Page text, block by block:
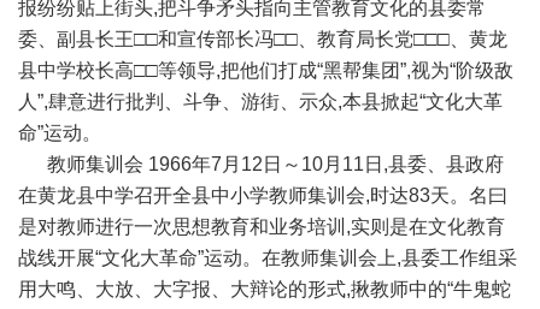
报纷纷贴上街头,把斗争矛头指向主管教育文化的县委常
委、副县长王□□和宣传部长冯□□、教育局长党□□□、黄龙
县中学校长高□□等领导,把他们打成“黑帮集团”,视为“阶级敌
人”,肆意进行批判、斗争、游街、示众,本县掀起“文化大革
命”运动。
教师集训会 1966年7月12日～10月11日,县委、县政府
在黄龙县中学召开全县中小学教师集训会,时达83天。名曰
是对教师进行一次思想教育和业务培训,实则是在文化教育
战线开展“文化大革命”运动。在教师集训会上,县委工作组采
用大鸣、大放、大字报、大辩论的形式,揪教师中的“牛鬼蛇